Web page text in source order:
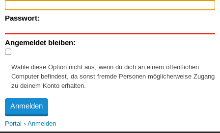
Passwort:
Angemeldet bleiben:
Wähle diese Option nicht aus, wenn du dich an einem öffentlichen
Computer befindest, da sonst fremde Personen möglicherweise Zugang
zu deinem Konto erhalten.
Portal Anmelden